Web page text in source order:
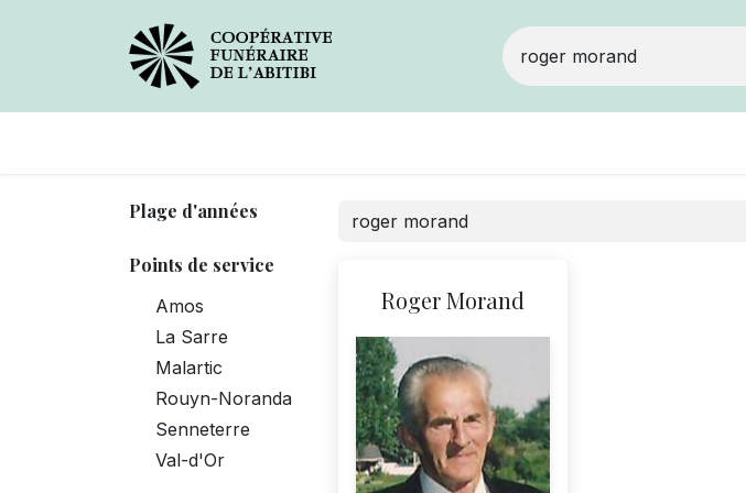
Plage d'années
Points de service
Amos
La Sarre
Malartic
Rouyn-Noranda
Senneterre
Val-d'Or
Roger Morand